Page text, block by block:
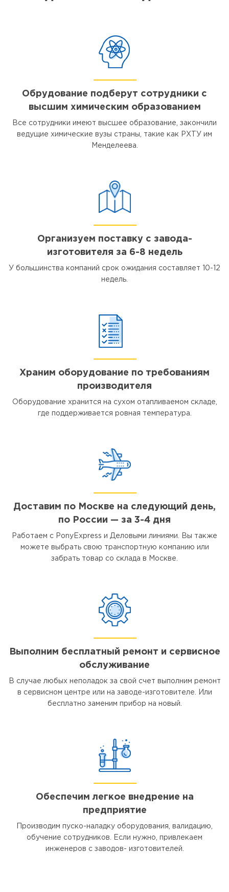
Обрудование подберут сотрудники с
высшим химическим образованием
Все сотрудники имеют высшее образование, закончили
ведущие химические вузы страны, такие как РХТУ им
Менделеева.
Организуем поставку с завода-
изготовителя за 6-8 недель
У большинства компаний срок ожидания составляет 10-12
недель.
Храним оборудование по требованиям
производителя
Оборудование хранится на сухом отапливаемом складе,
где поддерживается ровная температура.
Доставим по Москве на следующий день,
по России — за 3-4 дня
Работаем с PonyExpress и Деловыми линиями. Вы также
можете выбрать свою транспортную компанию или
забрать товар со склада в Москве.
Выполним бесплатный ремонт и сервисное
обслуживание
В случае любых неполадок за свой счет выполним ремонт
в сервисном центре или на заводе-изготовителе. Или
бесплатно заменим прибор на новый.
Обеспечим легкое внедрение на
предприятие
Производим пуско-наладку оборудования, валидацию,
обучение сотрудников. Если нужно, привлекаем
инженеров с заводов- изготовителей.